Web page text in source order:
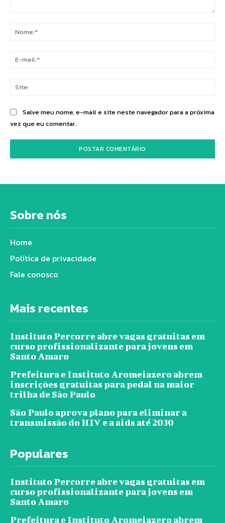
Salve meu nome, e-mail e site neste navegador para a próxima
vez que eu comentar.
Sobre nós
Home
Política de privacidade
Fale conosco
Mais recentes
Instituto Percorre abre vagas gratuitas em
curso profissionalizante para jovens em
Santo Amaro
Prefeitura e Instituto Aromeiazero abrem
inscrições gratuitas para pedal na maior
trilha de São Paulo
São Paulo aprova plano para eliminar a
transmissão do HIV e a aids até 2030
Populares
Instituto Percorre abre vagas gratuitas em
curso profissionalizante para jovens em
Santo Amaro
Prefeitura e Instituto Aromeiazero abrem